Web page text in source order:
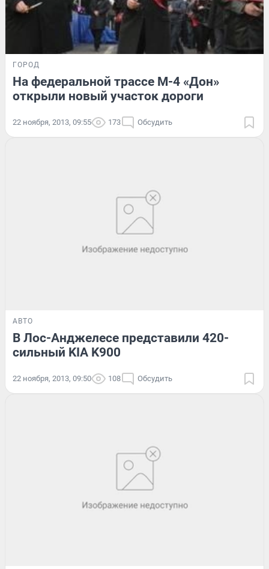
ГОРОД
На федеральной трассе М-4 «Дон»
открыли новый участок дороги
22 ноября, 2013, 09:55 173 Обсудить
АВТО
В Лос-Анджелесе представили 420-
сильный KIA K900
22 ноября, 2013, 09:50 108 Обсудить